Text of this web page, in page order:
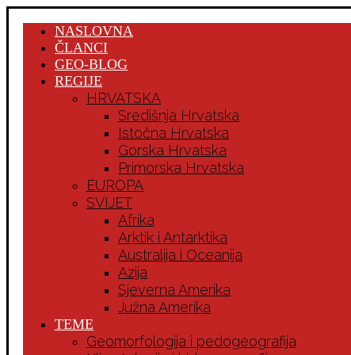
NASLOVNA
ČLANCI
GEO-BLOG
REGIJE
HRVATSKA
Središnja Hrvatska
Istočna Hrvatska
Gorska Hrvatska
Primorska Hrvatska
EUROPA
SVIJET
Afrika
Arktik i Antarktika
Australija i Oceanija
Azija
Sjeverna Amerika
Južna Amerika
TEME
Geomorfologija i pedogeografija